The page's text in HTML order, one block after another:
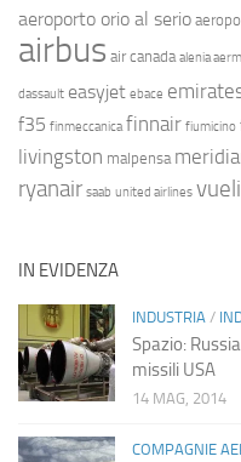
aeroporto orio al serio
airbus air canada alenia
dassault easyjet ebace
f35 finmeccanica finnair fiumicino
livingston malpensa
ryanair saab united airlines
IN EVIDENZA
INDUSTRIA /
Spazio:
missili USA
14 MAG, 2014
COMPAGNIE